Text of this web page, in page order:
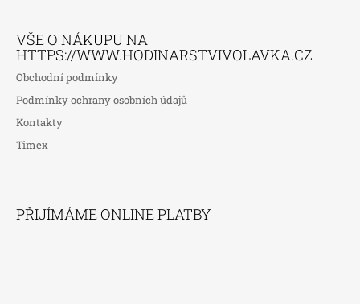
VŠE O NÁKUPU NA
HTTPS://WWW.HODINARSTVIVOLAVKA.CZ
Obchodní podmínky
Podmínky ochrany osobních údajů
Kontakty
Timex
PŘIJÍMÁME ONLINE PLATBY